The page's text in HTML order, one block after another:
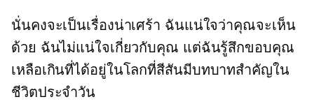
นั่นคงจะเป็นเรื่องน่าเศร้า ฉันแน่ใจว่าคุณจะเห็น
ด้วย ฉันไม่แน่ใจเกี่ยวกับคุณ แต่ฉันรู้สึกขอบคุณ
เหลือเกินที่ได้อยู่ในโลกที่สีสันมีบทบาทสำคัญใน
ชีวิตประจำวัน